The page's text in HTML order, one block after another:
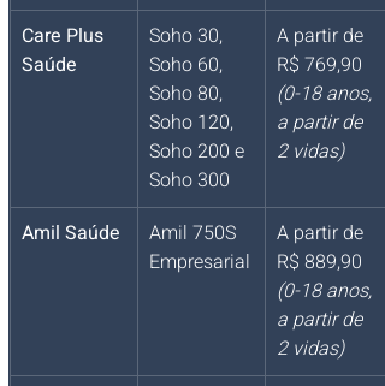
Care Plus
Saúde
Soho 30,
Soho 60,
Soho 80,
Soho 120,
Soho 200 e
Soho 300
A partir de
R$ 769,90
(0-18 anos,
a partir de
2 vidas)
Amil Saúde
Amil 750S
Empresarial
A partir de
R$ 889,90
(0-18 anos,
a partir de
2 vidas)